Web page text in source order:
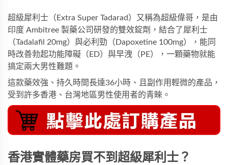
超級犀利士（Extra Super Tadarad）又稱為超級偉哥，是由
印度 Ambitree 製藥公司研發的雙效錠劑，結合了犀利士
（Tadalafil 20mg）與必利勁（Dapoxetine 100mg），能同
時改善勃起功能障礙（ED）與早洩（PE），一顆藥物就能
搞定兩大男性難題。
這款藥效強、持久時間長達36小時、且副作用輕微的產品，
受到許多香港、台灣地區男性使用者的青睞。
香港實體藥房買不到超級犀利士？